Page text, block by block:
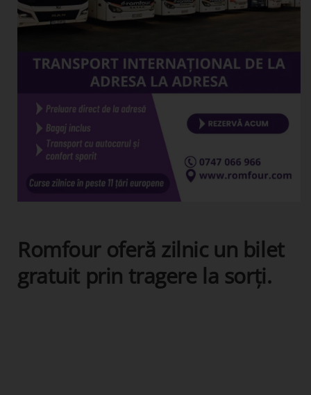
Romfour oferă zilnic un bilet
gratuit prin tragere la sorți.